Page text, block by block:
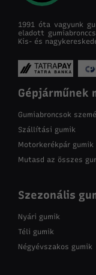
1991 óta vagyunk
eladott
Kis- és
Gépjárműnek
Gumiabroncsok
Szállítási gumik
Motorkerékpár gumik
Mutasd az összes
Szezonális
Nyári gumik
Téli gumik
Négyévszakos gumik